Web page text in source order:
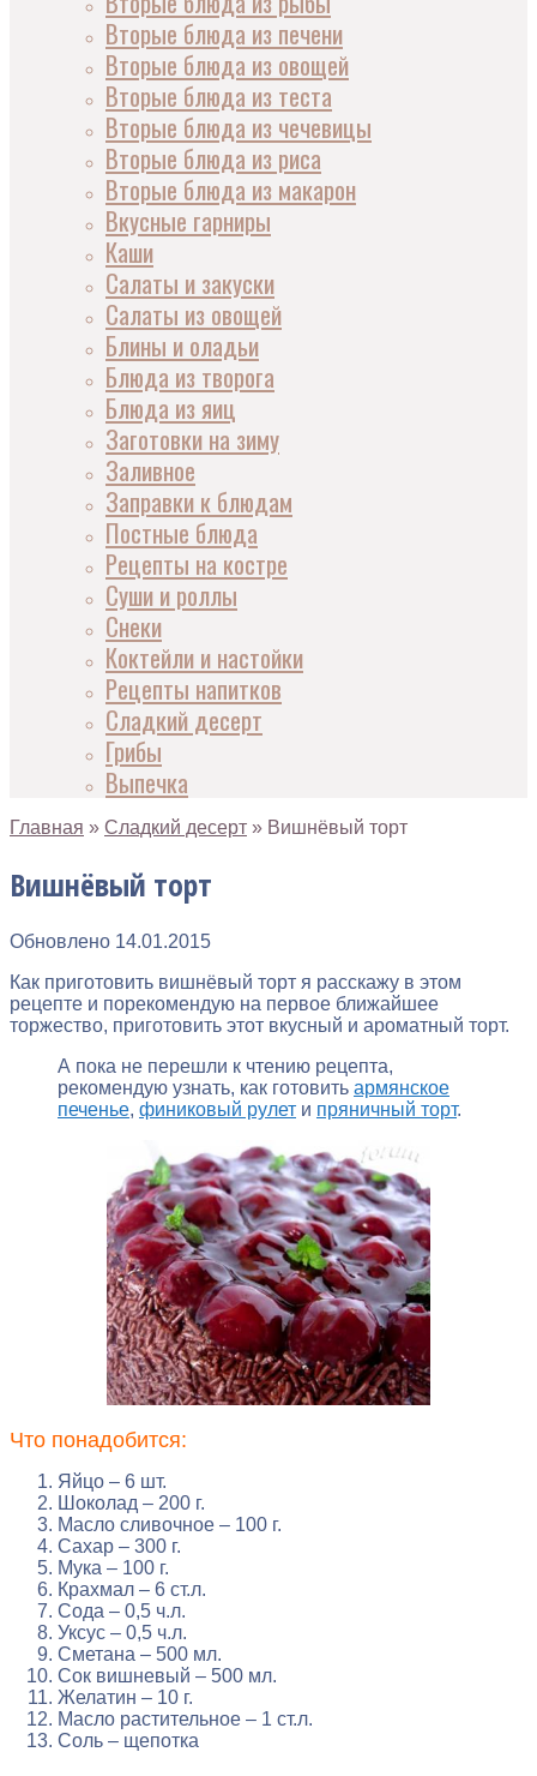
Вторые блюда из печени
Вторые блюда из овощей
Вторые блюда из теста
Вторые блюда из чечевицы
Вторые блюда из риса
Вторые блюда из макарон
Вкусные гарниры
Каши
Салаты и закуски
Салаты из овощей
Блины и оладьи
Блюда из творога
Блюда из яиц
Заготовки на зиму
Заливное
Заправки к блюдам
Постные блюда
Рецепты на костре
Суши и роллы
Снеки
Коктейли и настойки
Рецепты напитков
Сладкий десерт
Грибы
Выпечка
Главная » Сладкий десерт » Вишнёвый торт
Вишнёвый торт
Обновлено 14.01.2015
Как приготовить вишнёвый торт я расскажу в этом
рецепте и порекомендую на первое ближайшее
торжество, приготовить этот вкусный и ароматный торт.
А пока не перешли к чтению рецепта,
рекомендую узнать, как готовить армянское
печенье, финиковый рулет и пряничный торт.
Что понадобится:
Яйцо – 6 шт.
Шоколад – 200 г.
Масло сливочное – 100 г.
Сахар – 300 г.
Мука – 100 г.
Крахмал – 6 ст.л.
Сода – 0,5 ч.л.
Уксус – 0,5 ч.л.
Сметана – 500 мл.
Сок вишневый – 500 мл.
Желатин – 10 г.
Масло растительное – 1 ст.л.
Соль – щепотка